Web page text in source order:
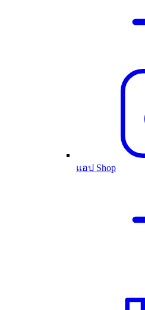
แอป Shop